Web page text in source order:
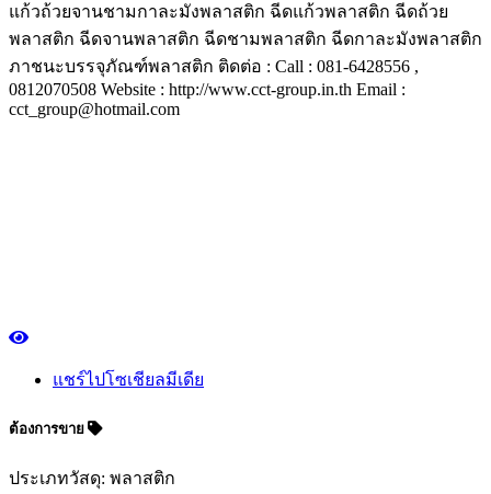
แก้วถ้วยจานชามกาละมังพลาสติก ฉีดแก้วพลาสติก ฉีดถ้วย
พลาสติก ฉีดจานพลาสติก ฉีดชามพลาสติก ฉีดกาละมังพลาสติก
ภาชนะบรรจุภัณฑ์พลาสติก ติดต่อ : Call : 081-6428556 ,
0812070508 Website : http://www.cct-group.in.th Email :
cct_group@hotmail.com
แชร์ไปโซเชียลมีเดีย
ต้องการขาย
ประเภทวัสดุ: พลาสติก